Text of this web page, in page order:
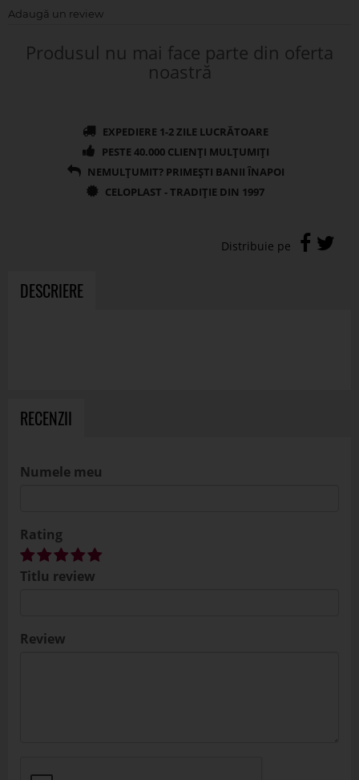
Produsul nu mai face parte din oferta
noastră
DESCRIERE
RECENZII
Numele meu
Rating
Titlu review
Review